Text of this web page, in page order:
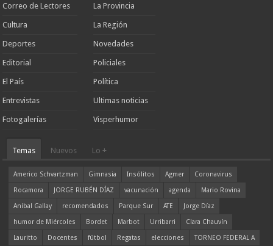
Correo de Lectores
Cultura
Deportes
Editorial
El País
Entrevistas
Fotogalerías
La Provincia
La Región
Novedades
Policiales
Política
Ultimas noticias
Visperhumor
Temas Nuevos Lo +
Americo Schvartzman Gimnasia Insólitos Agmer
Coronavirus
Rocamora
JORGE RUBÉN DÍAZ vacunación agenda
Mario Rovina
Aníbal Gallay
recomendados Parque Sur ATE
Jorge Díaz
humor de Miércoles
Bordet Marbot Urribarri
Clara Chauvín
Lauritto
Docentes fútbol Regatas elecciones TORNEO FEDERAL A